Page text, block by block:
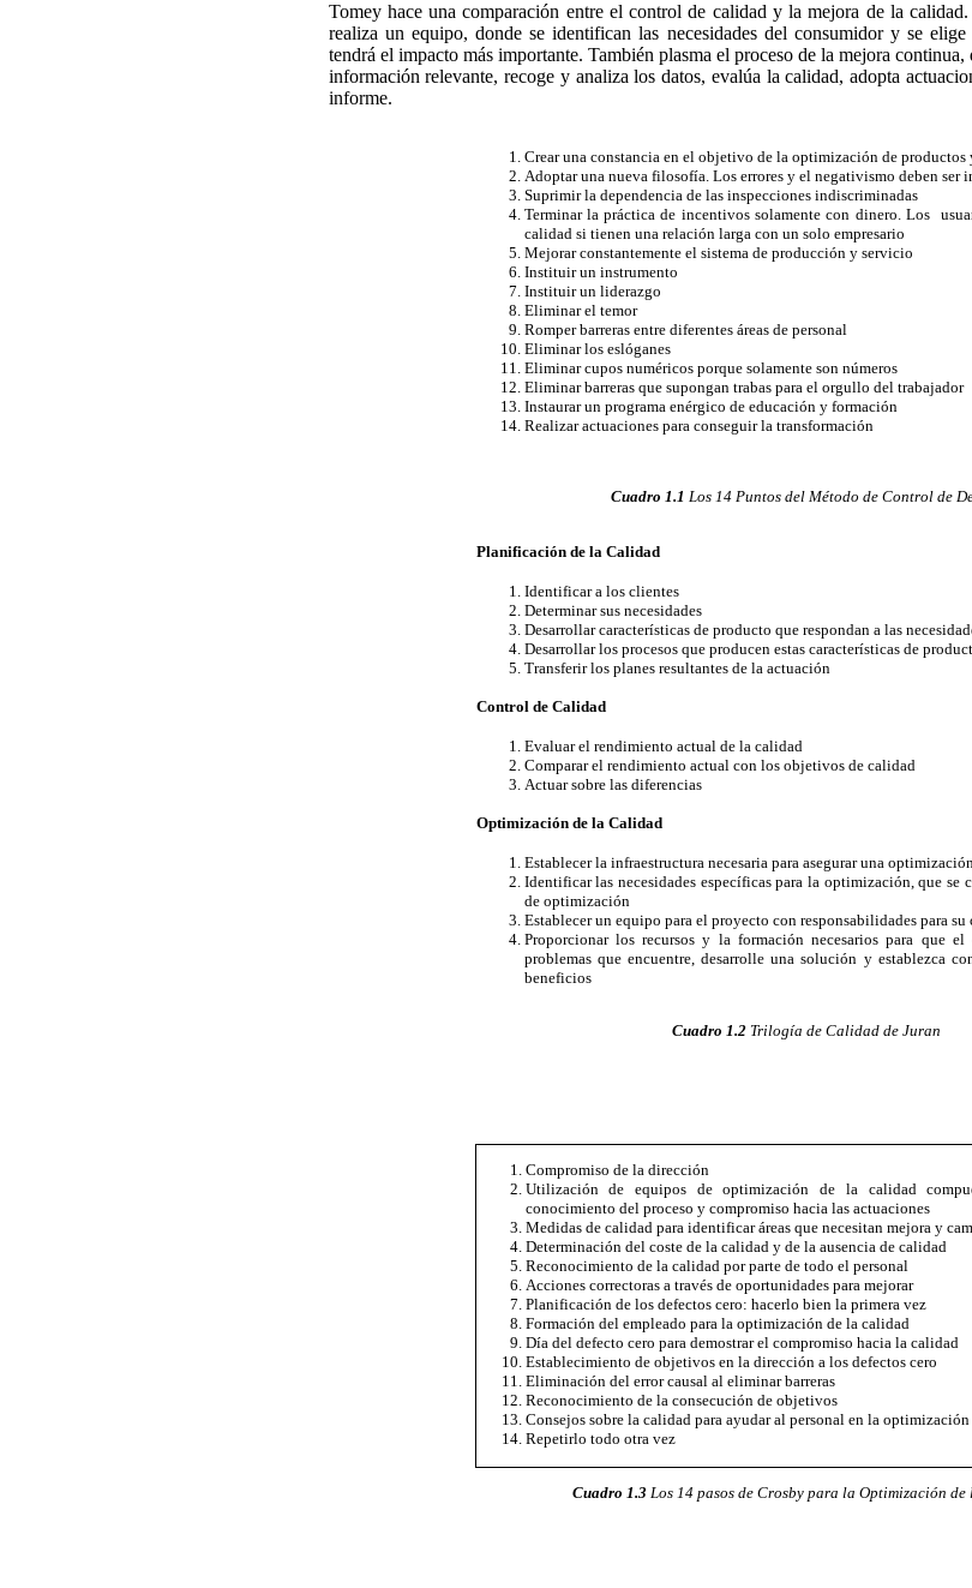
Tomey hace una comparación entre el control de calidad y la mejora de la
realiza un equipo, donde se identifican las necesidades del consumidor y se
tendrá el impacto más importante. También plasma el proceso de la mejora
información relevante, recoge y analiza los datos, evalúa la calidad, adopta
informe.
Crear una constancia en el objetivo de la optimización de productos
Adoptar una nueva filosofía. Los errores y el negativismo deben ser
Suprimir la dependencia de las inspecciones indiscriminadas
Terminar la práctica de incentivos solamente con dinero. Los
calidad si tienen una relación larga con un solo empresario
Mejorar constantemente el sistema de producción y servicio
Instituir un instrumento
Instituir un liderazgo
Eliminar el temor
Romper barreras entre diferentes áreas de personal
Eliminar los eslóganes
Eliminar cupos numéricos porque solamente son números
Eliminar barreras que supongan trabas para el orgullo del trabajador
Instaurar un programa enérgico de educación y formación
Realizar actuaciones para conseguir la transformación
Cuadro 1.1 Los 14 Puntos del Método de Control de
Planificación de la Calidad
Identificar a los clientes
Determinar sus necesidades
Desarrollar características de producto que respondan a las
Desarrollar los procesos que producen estas características de
Transferir los planes resultantes de la actuación
Control de Calidad
Evaluar el rendimiento actual de la calidad
Comparar el rendimiento actual con los objetivos de calidad
Actuar sobre las diferencias
Optimización de la Calidad
Establecer la infraestructura necesaria para asegurar una
Identificar las necesidades específicas para la optimización, que se
de optimización
Establecer un equipo para el proyecto con responsabilidades para
Proporcionar los recursos y la formación necesarios para que
problemas que encuentre, desarrolle una solución y establezca
beneficios
Cuadro 1.2 Trilogía de Calidad de Juran
Compromiso de la dirección
Utilización de equipos de optimización de la calidad
conocimiento del proceso y compromiso hacia las actuaciones
Medidas de calidad para identificar áreas que necesitan mejora y
Determinación del coste de la calidad y de la ausencia de calidad
Reconocimiento de la calidad por parte de todo el personal
Acciones correctoras a través de oportunidades para mejorar
Planificación de los defectos cero: hacerlo bien la primera vez
Formación del empleado para la optimización de la calidad
Día del defecto cero para demostrar el compromiso hacia la calidad
Establecimiento de objetivos en la dirección a los defectos cero
Eliminación del error causal al eliminar barreras
Reconocimiento de la consecución de objetivos
Consejos sobre la calidad para ayudar al personal en la
Repetirlo todo otra vez
Cuadro 1.3 Los 14 pasos de Crosby para la Optimización